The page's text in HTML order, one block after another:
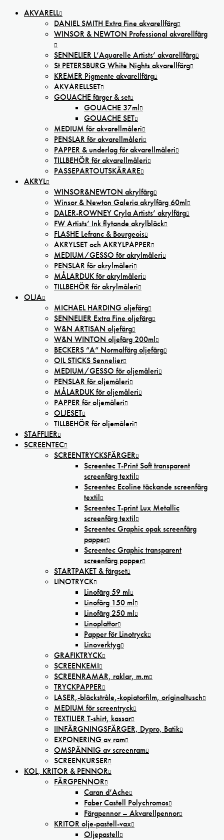
AKVARELL
DANIEL SMITH Extra Fine akvarellfärg
WINSOR & NEWTON Professional akvarellfärg
SENNELIER L’Aquarelle Artists’ akvarellfärg
St PETERSBURG White Nights akvarellfärg
KREMER Pigmente akvarellfärg
AKVARELLSET
GOUACHE färger & set
GOUACHE 37ml
GOUACHE SET
MEDIUM för akvarellmåleri
PENSLAR för akvarellmåleri
PAPPER & underlag för akvarellmåleri
TILLBEHÖR för akvarellmåleri
PASSEPARTOUTSKÄRARE
AKRYL
WINSOR&NEWTON akrylfärg
Winsor & Newton Galeria akrylfärg 60ml
DALER-ROWNEY Cryla Artists’ akrylfärg
FW Artists’ Ink flytande akrylbläck
FLASHE Lefranc & Bourgeois
AKRYLSET och AKRYLPAPPER
MEDIUM/GESSO för akrylmåleri
PENSLAR för akrylmåleri
MÅLARDUK för akrylmåleri
TILLBEHÖR för akrylmåleri
OLJA
MICHAEL HARDING oljefärg
SENNELIER Extra Fine oljefärg
W&N ARTISAN oljefärg
W&N WINTON oljefärg 200ml
BECKERS ”A” Normalfärg oljefärg
OIL STICKS Sennelier
MEDIUM/GESSO för oljemåleri
PENSLAR för oljemåleri
MÅLARDUK för oljemåleri
PAPPER för oljemåleri
OLJESET
TILLBEHÖR för oljemåleri
STAFFLIER
SCREENTEC
SCREENTRYCKSFÄRGER
Screentec T-Print Soft transparent
screenfärg textil
Screentec Ecoline täckande screenfärg
textil
Screentec T-print Lux Metallic
screenfärg textil
Screentec Graphic opak screenfärg
papper
Screentec Graphic transparent
screenfärg papper
STARTPAKET & färgset
LINOTRYCK
Linofärg 59 ml
Linofärg 150 ml
Linofärg 250 ml
Linoplattor
Papper för Linotryck
Linoverktyg
GRAFIKTRYCK
SCREENKEMI
SCREENRAMAR, raklar, m.m
TRYCKPAPPER
LASER,-bläckstråle,-kopiatorfilm, oríginaltusch
MEDIUM för screentryck
TEXTILIER T-shirt, kassar
IINFÄRGNINGSFÄRGER, Dypro, Batik
EXPONERING av ram
OMSPÄNNIG av screenram
SCREENKURSER
KOL, KRITOR & PENNOR
FÄRGPENNOR
Caran d’Ache
Faber Castell Polychromos
Färgpennor – Akvarellpennor
KRITOR olje-pastell-vax
Oljepastell